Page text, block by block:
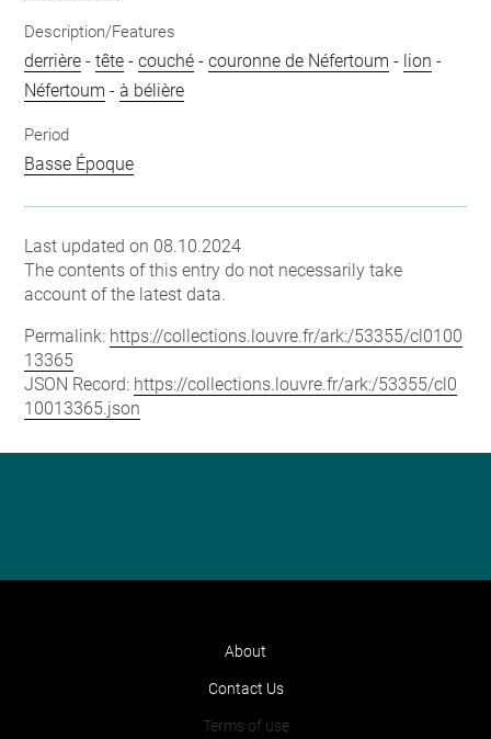
Description/Features
derrière -tête -couché -couronne de Néfertoum - lion -
Néfertoum -à bélière
Period
Basse Époque
Last updated on 08.10.2024
The contents of this entry do not necessarily take
account of the latest data.
Permalink: https://collections.louvre.fr/ark:/53355/cl0100
13365
JSON Record: https://collections.louvre.fr/ark:/53355/cl0
10013365.json
About
Contact Us
Terms of use